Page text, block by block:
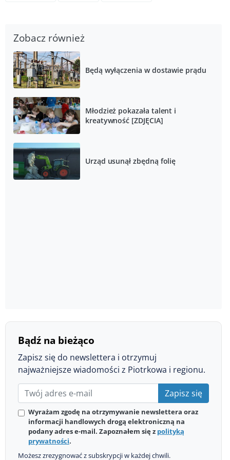
Zobacz również
Będą wyłączenia w dostawie prądu
Młodzież pokazała talent i
kreatywność [ZDJĘCIA]
Urząd usunął zbędną folię
Bądź na bieżąco
Zapisz się do newslettera i otrzymuj
najważniejsze wiadomości z Piotrkowa i regionu.
Zapisz się
Wyrażam zgodę na otrzymywanie newslettera oraz
informacji handlowych drogą elektroniczną na
podany adres e-mail. Zapoznałem się z polityką
prywatności.
Możesz zrezygnować z subskrypcji w każdej chwili.